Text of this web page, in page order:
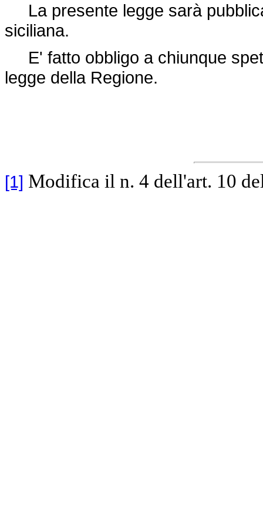
La presente legge sarà
siciliana.
E' fatto obbligo a chiunque
legge della Regione.
[1] Modifica il n. 4 dell'art. 10